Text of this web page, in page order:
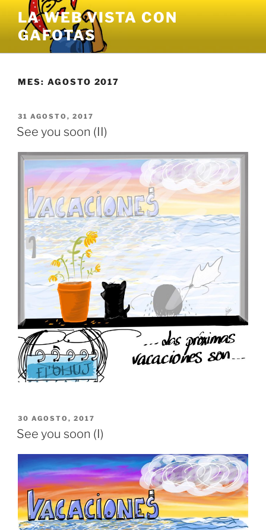
contenido
LA WEB VISTA CON
GAFOTAS
MES: AGOSTO 2017
PUBLICADO
EL
31 AGOSTO, 2017
See you soon (II)
PUBLICADO
EL
30 AGOSTO, 2017
See you soon (I)